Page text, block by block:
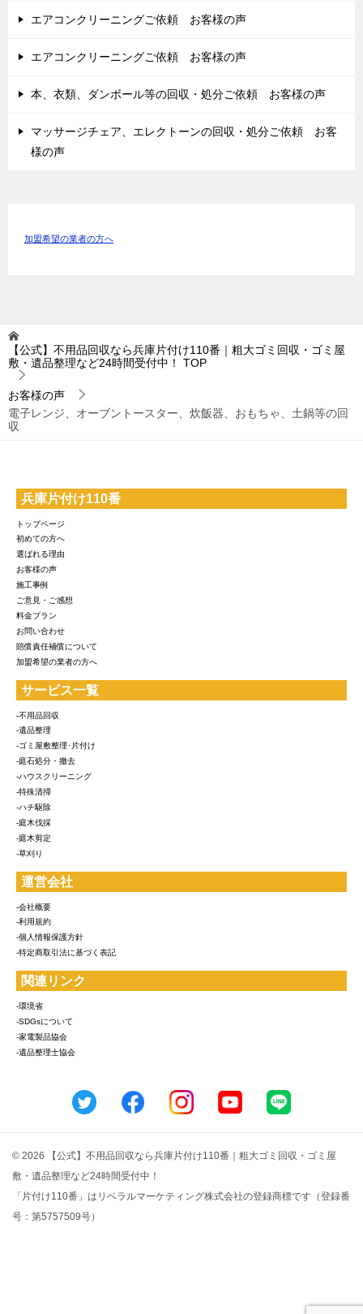
エアコンクリーニングご依頼 お客様の声
エアコンクリーニングご依頼 お客様の声
本、衣類、ダンボール等の回収・処分ご依頼 お客様の声
マッサージチェア、エレクトーンの回収・処分ご依頼 お客
様の声
加盟希望の業者の方へ
【公式】不用品回収なら兵庫片付け110番｜粗大ゴミ回収・ゴミ屋
敷・遺品整理など24時間受付中！
TOP
お客様の声
電子レンジ、オーブントースター、炊飯器、おもちゃ、土鍋等の回
収
兵庫片付け110番
トップページ
初めての方へ
選ばれる理由
お客様の声
施工事例
ご意見・ご感想
料金プラン
お問い合わせ
賠償責任補償について
加盟希望の業者の方へ
サービス一覧
-不用品回収
-遺品整理
-ゴミ屋敷整理･片付け
-庭石処分・撤去
-ハウスクリーニング
-特殊清掃
-ハチ駆除
-庭木伐採
-庭木剪定
-草刈り
運営会社
-会社概要
-利用規約
-個人情報保護方針
-特定商取引法に基づく表記
関連リンク
-環境省
-SDGsについて
-家電製品協会
-遺品整理士協会
© 2026 【公式】不用品回収なら兵庫片付け110番｜粗大ゴミ回収・ゴミ屋
敷・遺品整理など24時間受付中！
「片付け110番」はリベラルマーケティング株式会社の登録商標です（登録番
号：第5757509号）